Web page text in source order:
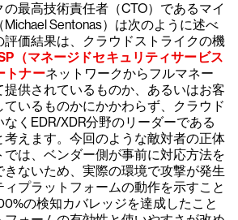
最高技術責任者（CTO）であるマイ
Sentonas）は次のように述べ
価結果は、クラウドストライクの機
（マネージドセキュリティサービス
トナーネットワークからフルマネー
提供されているものか、あるいはお客
いるものかにかかわらず、クラウド
くEDR/XDR分野のリーダーである
えます。今回のような敵対者の正体
は、ベンダー側が事前に対応方法を
ないため、実際の環境で攻撃が発生
ィプラットフォームの動作を示すこと
の検知カバレッジを達成したこと